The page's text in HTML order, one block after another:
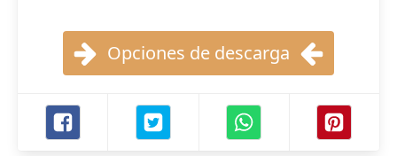
Opciones de descarga